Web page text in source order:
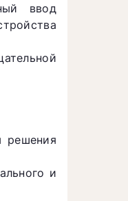
ввод
решения
и